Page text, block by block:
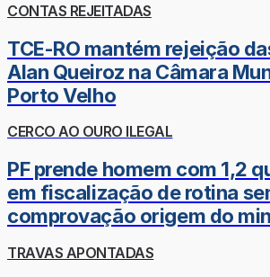
CONTAS REJEITADAS
TCE-RO mantém rejeição
Alan Queiroz na Câmara
Porto Velho
CERCO AO OURO ILEGAL
PF prende homem com 1,2
em fiscalização de rotina
comprovação origem do
TRAVAS APONTADAS